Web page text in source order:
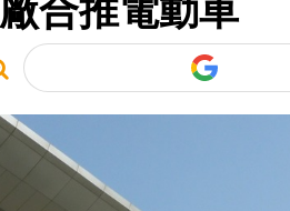
廠合推電動車